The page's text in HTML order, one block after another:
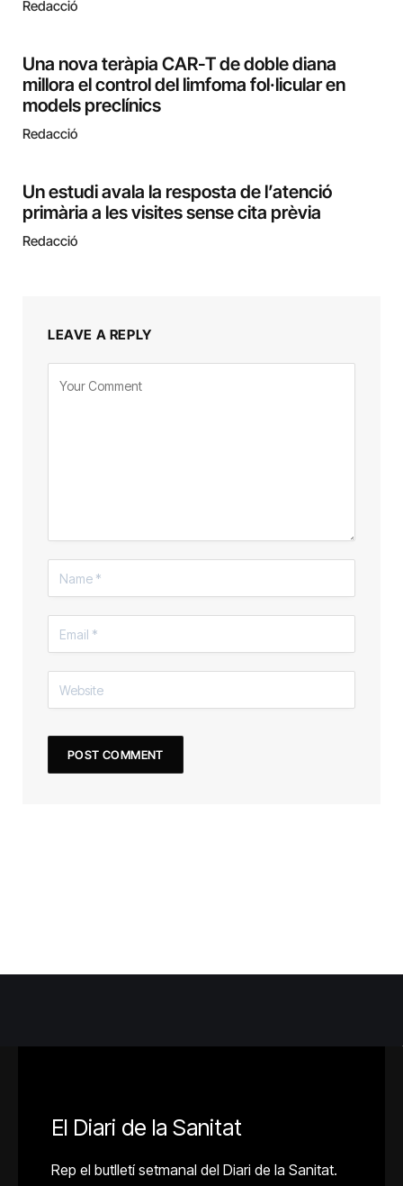
Redacció
Una nova teràpia CAR-T de doble diana
millora el control del limfoma fol·licular en
models preclínics
Redacció
Un estudi avala la resposta de l’atenció
primària a les visites sense cita prèvia
Redacció
LEAVE A REPLY
El Diari de la Sanitat
Rep el butlletí setmanal del Diari de la Sanitat.